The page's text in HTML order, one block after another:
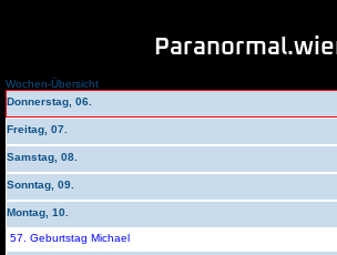
Wochen-Übersicht
Donnerstag, 06.
Freitag, 07.
Samstag, 08.
Sonntag, 09.
Montag, 10.
57. Geburtstag Michael